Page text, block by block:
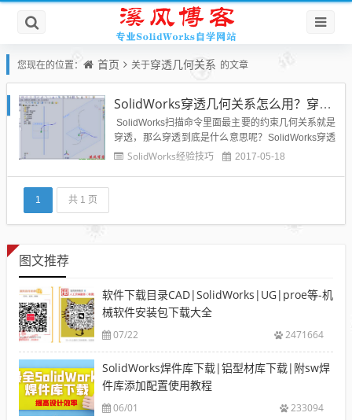
您现在的位置： 首页 关于穿透几何关系 的文章
SolidWorks穿透几何关系怎么用？穿透命令怎么使用？
SolidWorks扫描命令里面最主要的约束几何关系就是
穿透，那么穿透到底是什么意思呢？SolidWorks穿透
命令怎么用呢？今天就给大家解决一下这些关于Solid
SolidWorks经验技巧 2017-05-18
1 共 1 页
图文推荐
软件下载目录CAD|SolidWorks|UG|proe等-机
械软件安装包下载大全
07/22 2471664
SolidWorks焊件库下载|铝型材库下载|附sw焊
件库添加配置使用教程
06/01 233094